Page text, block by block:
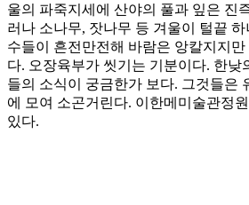
울의 파죽지세에 산야의 풀과 잎은 진
러나 소나무, 잣나무 등 겨울이 털끝
수들이 흔전만전해 바람은 앙칼지지만
다. 오장육부가 씻기는 기분이다. 한낮
들의 소식이 궁금한가 보다. 그것들은
에 모여 소곤거린다. 이한메미술관정
있다.